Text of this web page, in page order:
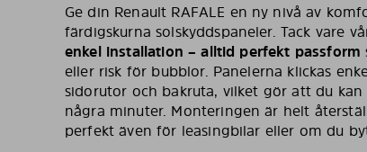
Ge din Renault RAFALE en ny nivå av
färdigskurna solskyddspaneler. Tack vare
enkel installation – alltid perfekt passform
eller risk för bubblor. Panelerna klickas
sidorutor och bakruta, vilket gör att du
några minuter. Monteringen är helt
perfekt även för leasingbilar eller om du